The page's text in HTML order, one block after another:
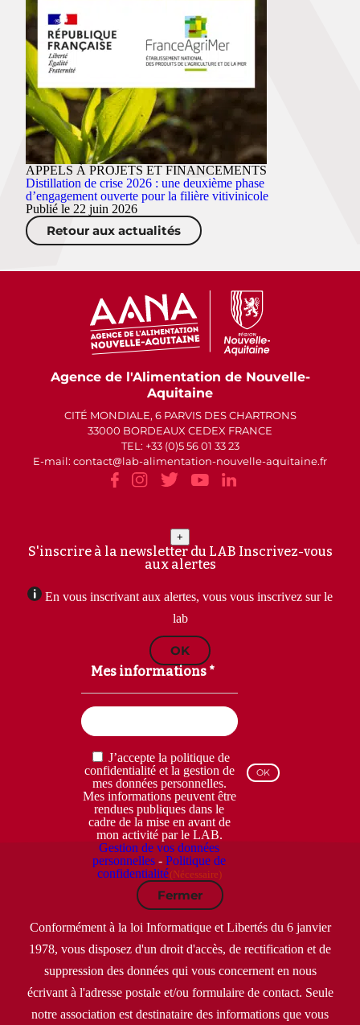
APPELS À PROJETS ET FINANCEMENTS
Distillation de crise 2026 : une deuxième phase
d’engagement ouverte pour la filière vitivinicole
Publié le 22 juin 2026
Retour aux actualités
Agence de l'Alimentation de Nouvelle-
Aquitaine
CITÉ MONDIALE, 6 PARVIS DES CHARTRONS
33000 BORDEAUX CEDEX FRANCE
TEL: +33 (0)5 56 01 33 23
E-mail: contact
lab-alimentation-nouvelle-aquitaine.fr
+
S'inscrire à la newsletter du LAB Inscrivez-vous
aux alertes
En vous inscrivant aux alertes, vous vous inscrivez sur le
lab
OK
Mes informations *
RGPD
(Nécessaire)
J’accepte la politique de
confidentialité et la gestion de
mes données personnelles.
Mes informations peuvent être
rendues publiques dans le
cadre de la mise en avant de
mon activité par le LAB.
Gestion de vos données
personnelles -Politique de
confidentialité(Nécessaire)
Fermer
Conformément à la loi Informatique et Libertés du 6 janvier
1978, vous disposez d'un droit d'accès, de rectification et de
suppression des données qui vous concernent en nous
écrivant à l'adresse postale et/ou formulaire de contact. Seule
notre association est destinataire des informations que vous